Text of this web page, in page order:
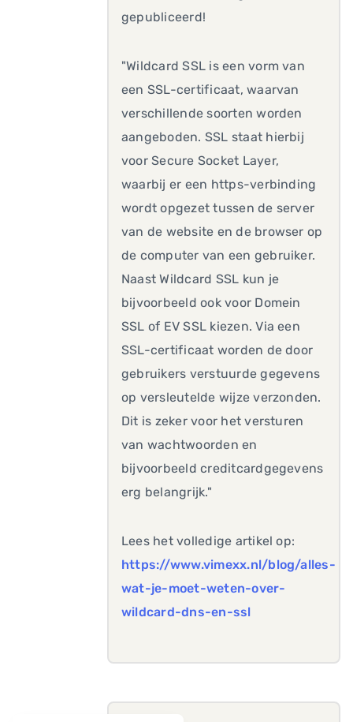
gepubliceerd!
"Wildcard SSL is een vorm van
een SSL-certificaat, waarvan
verschillende soorten worden
aangeboden. SSL staat hierbij
voor Secure Socket Layer,
waarbij er een https-verbinding
wordt opgezet tussen de server
van de website en de browser op
de computer van een gebruiker.
Naast Wildcard SSL kun je
bijvoorbeeld ook voor Domein
SSL of EV SSL kiezen. Via een
SSL-certificaat worden de door
gebruikers verstuurde gegevens
op versleutelde wijze verzonden.
Dit is zeker voor het versturen
van wachtwoorden en
bijvoorbeeld creditcardgegevens
erg belangrijk."
Lees het volledige artikel op:
https://www.vimexx.nl/blog/alles-
wat-je-moet-weten-over-
wildcard-dns-en-ssl